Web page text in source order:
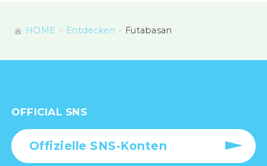
HOME Entdecken Futabasan
OFFICIAL SNS
Offizielle SNS-Konten